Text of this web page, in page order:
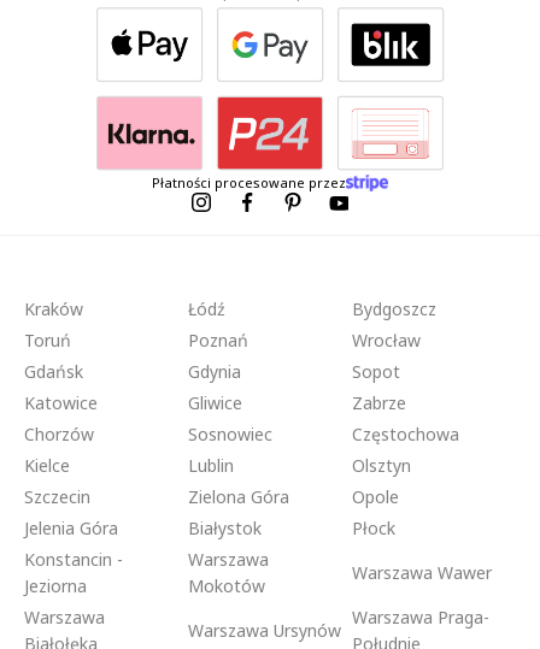
Płatności procesowane przez
Kraków Łódź
Bydgoszcz
Toruń
Poznań
Wrocław
Gdańsk
Gdynia
Sopot
Katowice
Gliwice
Zabrze
Chorzów
Sosnowiec
Częstochowa
Kielce
Lublin
Olsztyn
Szczecin
Zielona Góra
Opole
Jelenia Góra
Białystok
Płock
Konstancin -
Jeziorna
Warszawa
Mokotów
Warszawa Wawer
Warszawa
Białołęka
Warszawa Ursynów
Warszawa Praga-
Południe